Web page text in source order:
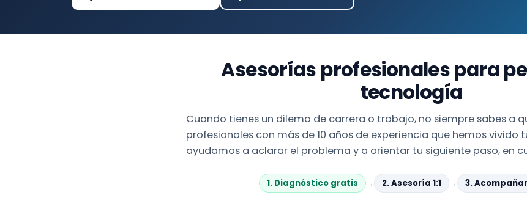
Asesorías profesionales para
tecnología
Cuando tienes un dilema de carrera o trabajo, no siempre sabes a
profesionales con más de 10 años de experiencia que hemos vivido
ayudamos a aclarar el problema y a orientar tu siguiente paso, en
1. Diagnóstico gratis → 2. Asesoría 1:1 → 3.